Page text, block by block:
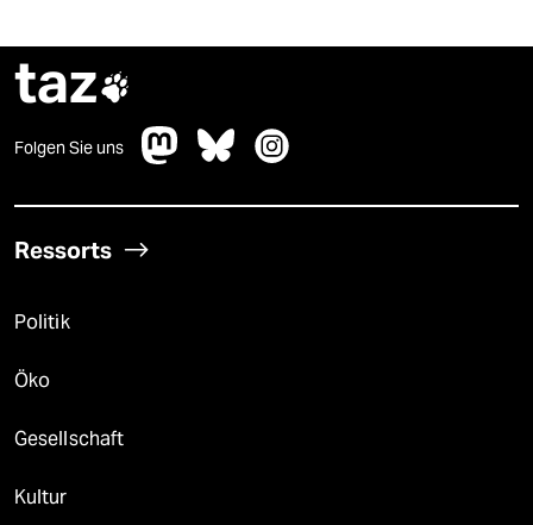
taz
Folgen Sie uns
Ressorts
Politik
Öko
Gesellschaft
Kultur